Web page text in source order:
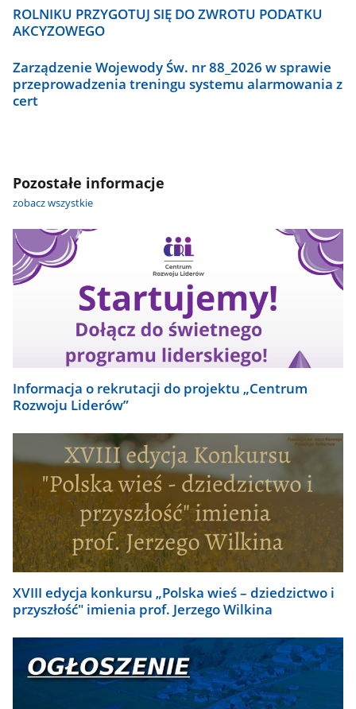
ROLNIKU PRZYGOTUJ SIĘ DO ZWROTU PODATKU
AKCYZOWEGO
Zarządzenie Wojewody Św. nr 88_2026 w sprawie
przeprowadzenia treningu systemu alarmowania z
cert
Pozostałe informacje
zobacz wszystkie
Informacja o rekrutacji do projektu „Centrum
Rozwoju Liderów”
XVIII edycja konkursu „Polska wieś – dziedzictwo i
przyszłość" imienia prof. Jerzego Wilkina